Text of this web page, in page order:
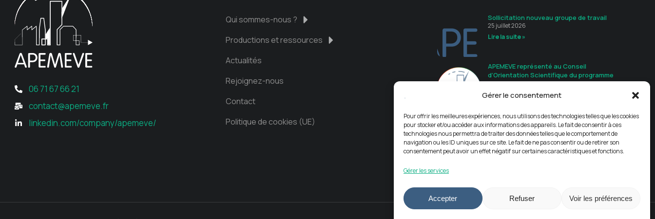
Gérer le consentement
Pour offrir les meilleures expériences, nous utilisons des technologies telles que les cookies
pour stocker et/ou accéder aux informations des appareils. Le fait de consentir à ces
technologies nous permettra de traiter des données telles que le comportement de
navigation ou les ID uniques sur ce site. Le fait de ne pas consentir ou de retirer son
consentement peut avoir un effet négatif sur certaines caractéristiques et fonctions.
Gérer les services
Accepter Refuser Voir les préférences
06 71 67 66 21
contact@apemeve.fr
linkedin.com/company/apemeve/
Qui sommes-nous ?
Productions et ressources
Actualités
Rejoignez-nous
Contact
Politique de cookies (UE)
Sollicitation nouveau groupe de travail
25 juillet 2026
Lire la suite »
APEMEVE représenté au Conseil
d’Orientation Scientifique du programme
ProdiCEE
20 juillet 2026
Guide de recommandations
16 juillet 2026
Lire la suite »